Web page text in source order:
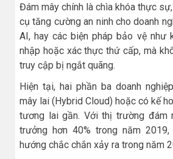
Đám mây chính là chìa khóa thực
cụ tăng cường an ninh cho doanh
AI, hay các biện pháp bảo vệ như
nhập hoặc xác thực thứ cấp, mà
truy cập bị ngắt quãng.
Hiện tại, hai phần ba doanh
mây lai (Hybrid Cloud) hoặc có kế
tương lai gần. Với thị trường đám
trưởng hơn 40% trong năm
hướng chắc chắn xảy ra trong năm